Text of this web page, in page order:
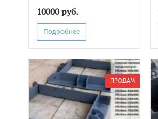
10000 руб.
Подробнее
ПРОДАМ